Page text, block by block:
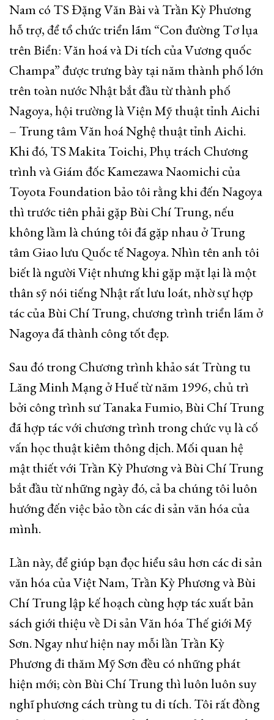
Nam có TS Đặng Văn Bài và Trần Kỳ Phương
hỗ trợ, để tổ chức triển lãm “Con đường Tơ lụa
trên Biển: Văn hoá và Di tích của Vương quốc
Champa” được trưng bày tại năm thành phố lớn
trên toàn nước Nhật bắt đầu từ thành phố
Nagoya, hội trường là Viện Mỹ thuật tỉnh Aichi
– Trung tâm Văn hoá Nghệ thuật tỉnh Aichi.
Khi đó, TS Makita Toichi, Phụ trách Chương
trình và Giám đốc Kamezawa Naomichi của
Toyota Foundation bảo tôi rằng khi đến Nagoya
thì trước tiên phải gặp Bùi Chí Trung, nếu
không lầm là chúng tôi đã gặp nhau ở Trung
tâm Giao lưu Quốc tế Nagoya. Nhìn tên anh tôi
biết là người Việt nhưng khi gặp mặt lại là một
thân sỹ nói tiếng Nhật rất lưu loát, nhờ sự hợp
tác của Bùi Chí Trung, chương trình triển lãm ở
Nagoya đã thành công tốt đẹp.
Sau đó trong Chương trình khảo sát Trùng tu
Lăng Minh Mạng ở Huế từ năm 1996, chủ trì
bởi công trình sư Tanaka Fumio, Bùi Chí Trung
đã hợp tác với chương trình trong chức vụ là cố
vấn học thuật kiêm thông dịch. Mối quan hệ
mật thiết với Trần Kỳ Phương và Bùi Chí Trung
bắt đầu từ những ngày đó, cả ba chúng tôi luôn
hướng đến việc bảo tồn các di sản văn hóa của
mình.
Lần này, để giúp bạn đọc hiểu sâu hơn các di sản
văn hóa của Việt Nam, Trần Kỳ Phương và Bùi
Chí Trung lập kế hoạch cùng hợp tác xuất bản
sách giới thiệu về Di sản Văn hóa Thế giới Mỹ
Sơn. Ngay như hiện nay mỗi lần Trần Kỳ
Phương đi thăm Mỹ Sơn đều có những phát
hiện mới; còn Bùi Chí Trung thì luôn luôn suy
nghĩ phương cách trùng tu di tích. Tôi rất đồng